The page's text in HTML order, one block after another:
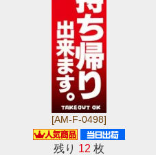
[AM-F-0498]
残り 12 枚